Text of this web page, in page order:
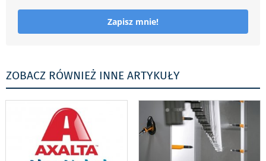
Zapisz mnie!
ZOBACZ RÓWNIEŻ INNE ARTYKUŁY